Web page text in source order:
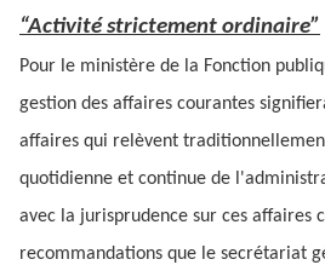
“Activité strictement ordinaire”
Pour le ministère de la Fonction
gestion des affaires courantes
affaires qui relèvent
quotidienne et continue de
avec la jurisprudence sur ces affaires
recommandations que le secrétariat